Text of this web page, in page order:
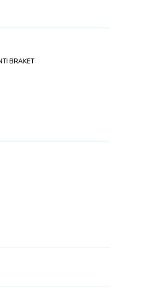
BRAKET